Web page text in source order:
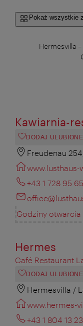
Pokaż wszystkie
Hermesvilla–
Kawiarnia-
DODAJ ULUBIONE
Freudenau
www.lusthaus-
+43 1 728 95 65
Godziny otwarcia
Hermes
Café Restaurant
DODAJ ULUBIONE
Hermesvilla /
www.hermes-
+43 1 804 13 23